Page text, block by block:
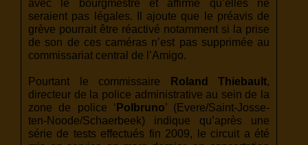
avec le bourgmestre et affirme qu’elles ne
seraient pas légales. Il ajoute que le préavis de
grève pourrait être réactivé notamment si la prise
de son de ces caméras n’est pas supprimée au
commissariat central de l’Amigo.
Pourtant le commissaire Roland Thiebault,
directeur de la police administrative au sein de la
zone de police ‘ Polbruno’ (Evere/Saint-Josse-
ten-Noode/Schaerbeek) indique qu’après une
série de tests effectués fin 2009, le circuit a été